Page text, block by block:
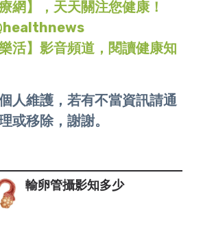
網】，天天關注您健康！
活】影音頻道，閱讀健康知
人維護，若有不當資訊請通
或移除，謝謝。
輸卵管攝影知多少